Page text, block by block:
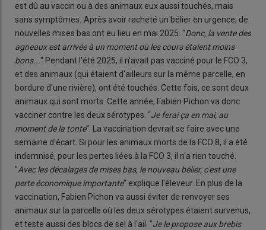
est dû au vaccin ou à des animaux eux aussi touchés, mais
sans symptômes Après avoir racheté un bélier en urgence, de
nouvelles mises bas ont eu lieu en mai 2025. "Donc, la vente des
agneaux est arrivée à un moment où les cours étaient moins
bons... " Pendant l'été 2025, il n'avait pas vacciné pour le FCO 3,
et des animaux (qui étaient d'ailleurs sur la même parcelle, en
bordure d'une rivière), ont été touchés. Cette fois, ce sont deux
animaux qui sont morts. Cette année, Fabien Pichon va donc
vacciner contre les deux sérotypes. "Je ferai ça en mai, au
moment de la tonte". La vaccination devrait se faire avec une
semaine d'écart. Si pour les animaux morts de la FCO 8, il a été
indemnisé, pour les pertes liées à la FCO 3, il n'a rien touché.
"Avec les décalages de mises bas, le nouveau bélier, c'est une
perte économique importante" explique l'éleveur. En plus de la
vaccination, Fabien Pichon va aussi éviter de renvoyer ses
animaux sur la parcelle où les deux sérotypes étaient survenus,
et teste aussi des blocs de sel à l'ail. "Je le propose aux brebis